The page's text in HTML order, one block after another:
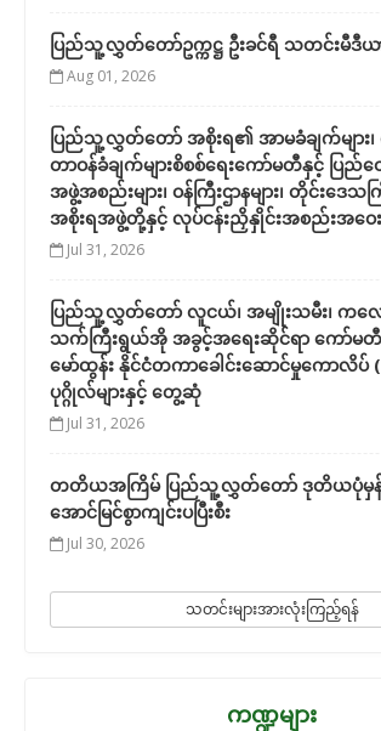
ပြည်သူ့လွှတ်တော်ဥက္ကဋ္ဌ ဦးခင်ရီ သတင်းမီဒီယ
Aug 01, 2026
ပြည်သူ့လွှတ်တော် အစိုးရ၏ အာမခံချက်များ၊
တာဝန်ခံချက်များစိစစ်ရေးကော်မတီနှင့် ပြ
အဖွဲ့အစည်းများ၊ ဝန်ကြီးဌာနများ၊ တိုင်းဒေ
အစိုးရအဖွဲ့တို့နှင့် လုပ်ငန်းညှိနှိုင်းအစည်းအဝေး
Jul 31, 2026
ပြည်သူ့လွှတ်တော် လူငယ်၊ အမျိုးသမီး၊ ကလ
သက်ကြီးရွယ်အို အခွင့်အရေးဆိုင်ရာ ကော်မတီဥက္
မော်ထွန်း နိုင်ငံတကာခေါင်းဆောင်မှုကောလိပ်
ပုဂ္ဂိုလ်များနှင့် တွေ့ဆုံ
Jul 31, 2026
တတိယအကြိမ် ပြည်သူ့လွှတ်တော် ဒုတိယပုံမှန်
အောင်မြင်စွာကျင်းပပြီးစီး
Jul 30, 2026
သတင်းများအားလုံးကြည့်ရန်
ကဏ္ဍများ